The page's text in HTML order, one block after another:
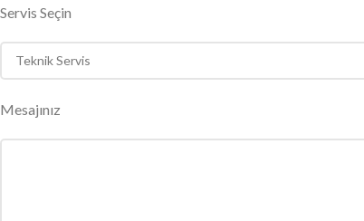
Servis Seçin
Mesajınız